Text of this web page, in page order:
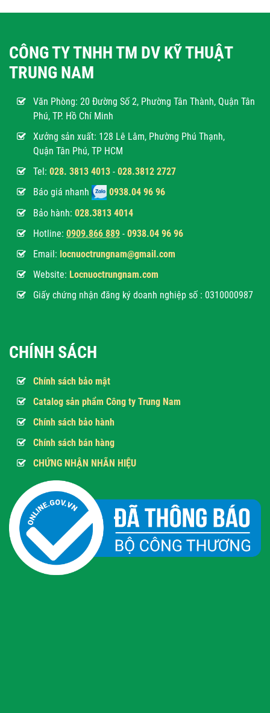
CÔNG TY TNHH TM DV KỸ THUẬT
TRUNG NAM
Văn Phòng: 20 Đường Số 2, Phường Tân Thành, Quận Tân
Phú, TP. Hồ Chí Minh
Xưởng sản xuất: 128 Lê Lâm, Phường Phú Thạnh,
Quận Tân Phú, TP HCM
Tel: 028. 3813 4013 - 028.3812 2727
Báo giá nhanh
0938.04 96 96
Bảo hành: 028.3813 4014
Hotline: 0909.866 889 - 0938.04 96 96
Email: locnuoctrungnam@gmail.com
Website: Locnuoctrungnam.com
Giấy chứng nhận đăng ký doanh nghiệp số : 0310000987
CHÍNH SÁCH
Chính sách bảo mật
Catalog sản phẩm Công ty Trung Nam
Chính sách bảo hành
Chính sách bán hàng
CHỨNG NHẬN NHÃN HIỆU